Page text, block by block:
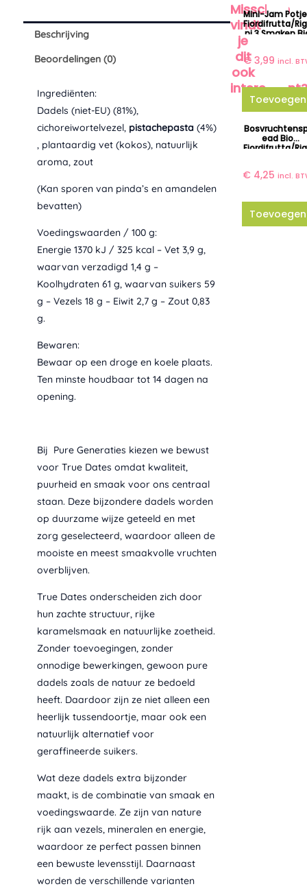
Beschrijving
Beoordelingen (0)
Ingrediënten:
Dadels (niet-EU) (81%),
cichoreiwortelvezel, pistachepasta(4%)
, plantaardig vet (kokos), natuurlijk
aroma, zout
(Kan sporen van pinda’s en amandelen
bevatten)
Voedingswaarden / 100 g:
Energie 1370 kJ / 325 kcal – Vet 3,9 g,
waarvan verzadigd 1,4 g –
Koolhydraten 61 g, waarvan suikers 59
g – Vezels 18 g – Eiwit 2,7 g – Zout 0,83
g.
Bewaren:
Bewaar op een droge en koele plaats.
Ten minste houdbaar tot 14 dagen na
opening.
Bij Pure Generaties kiezen we bewust
voor True Dates omdat kwaliteit,
puurheid en smaak voor ons centraal
staan. Deze bijzondere dadels worden
op duurzame wijze geteeld en met
zorg geselecteerd, waardoor alleen de
mooiste en meest smaakvolle vruchten
overblijven.
True Dates onderscheiden zich door
hun zachte structuur, rijke
karamelsmaak en natuurlijke zoetheid.
Zonder toevoegingen, zonder
onnodige bewerkingen, gewoon pure
dadels zoals de natuur ze bedoeld
heeft. Daardoor zijn ze niet alleen een
heerlijk tussendoortje, maar ook een
natuurlijk alternatief voor
geraffineerde suikers.
Wat deze dadels extra bijzonder
maakt, is de combinatie van smaak en
voedingswaarde. Ze zijn van nature
rijk aan vezels, mineralen en energie,
waardoor ze perfect passen binnen
een bewuste levensstijl. Daarnaast
worden de verschillende varianten
Misschien
vindt
je
dit
ook
Mini-Jam
Fiordifrutta/
Ni 3 Smaken
€3,99 incl.
Toevoegen
Ead Bio
Fiordifrutta/
€ 4,25 incl.
Toevoegen